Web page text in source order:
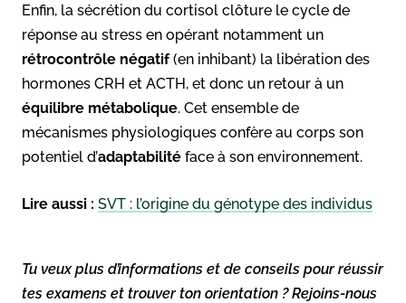
Enfin, la sécrétion du cortisol clôture le cycle de
réponse au stress en opérant notamment un
rétrocontrôle négatif(en inhibant) la libération des
hormones CRH et ACTH, et donc un retour à un
équilibre métabolique. Cet ensemble de
mécanismes physiologiques confère au corps son
potentiel d’adaptabilité face à son environnement.
Lire aussi : SVT : l’origine du génotype des individus
Tu veux plus d’informations et de conseils pour réussir
tes examens et trouver ton orientation ? Rejoins-nous